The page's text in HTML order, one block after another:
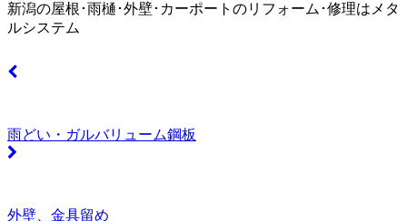
新潟の屋根･雨樋･外壁･カーポートのリフォーム･修理はメタ
ルシステム
雨どい・ガルバリューム鋼板
外壁、金具留め